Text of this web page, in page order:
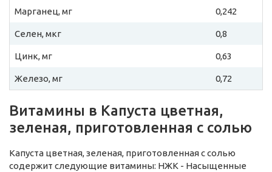
Марганец, мг 0,242
Селен, мкг 0,8
Цинк, мг 0,63
Железо, мг 0,72
Витамины в Капуста цветная,
зеленая, приготовленная с солью
Капуста цветная, зеленая, приготовленная с солью
содержит следующие витамины: НЖК - Насыщенные